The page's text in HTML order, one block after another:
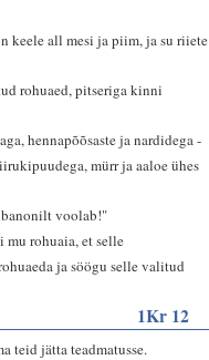
keele all mesi ja piim, ja su riiete
rohuaed, pitseriga kinni
hennapõõsaste ja nardidega -
mürr ja aaloe ühes
voolab!"
rohuaia, et selle
ja söögu selle valitud
1Kr 12
teid jätta teadmatusse.